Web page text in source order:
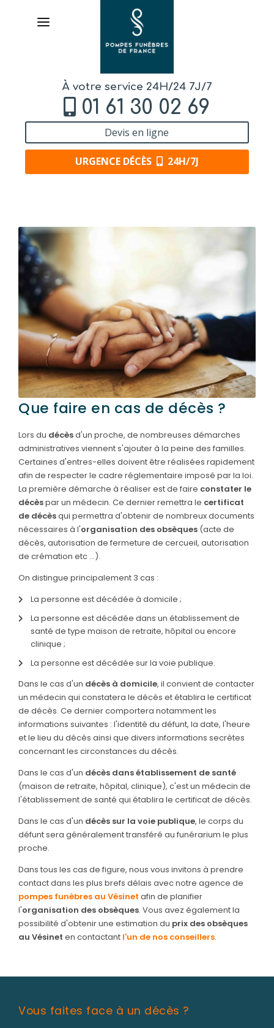
À votre service 24H/24 7J/7
01 61 30 02 69
Devis en ligne
URGENCE DÉCÈS 24H/7J
SERVICES & ARTICLES
Entretien de sépulture
Livraison de plaques
Nos capitons funéraires
Nos cercueils
Nos fleurs naturelles
Nos monuments
Nos urnes funéraires
Rapatriement
Services aux familles
NOS AGENCES
ESPACE FAMILLE
Que faire en cas de décès ?
Lors du décèsd'un proche, de nombreuses démarches
administratives viennent s'ajouter à la peine des familles.
Certaines d'entres-elles doivent être réalisées rapidement
afin de respecter le cadre réglementaire imposé par la loi.
La première démarche à réaliser est de faire constater le
décèspar un médecin. Ce dernier remettra le certificat
de décèsqui permettra d'obtenir de nombreux documents
nécessaires à l'organisation des obsèques (acte de
décès, autorisation de fermeture de cercueil, autorisation
de crémation etc …).
On distingue principalement 3 cas :
La personne est décédée à domicile ;
La personne est décédée dans un établissement de
santé de type maison de retraite, hôpital ou encore
clinique ;
La personne est décédée sur la voie publique.
Dans le cas d'un décès à domicile, il convient de contacter
un médecin qui constatera le décès et établira le certificat
de décès. Ce dernier comportera notamment les
informations suivantes : l'identité du défunt, la date, l'heure
et le lieu du décès ainsi que divers informations secrètes
concernant les circonstances du décès.
Dans le cas d'un décès dans établissement de santé
(maison de retraite, hôpital, clinique), c'est un médecin de
l'établissement de santé qui établira le certificat de décès.
Dans le cas d'un décès sur la voie publique, le corps du
défunt sera généralement transféré au funérarium le plus
proche.
Dans tous les cas de figure, nous vous invitons à prendre
contact dans les plus brefs délais avec notre agence de
pompes funèbres au Vésinet afin de planifier
l'organisation des obsèques. Vous avez également la
possibilité d'obtenir une estimation du prix des obsèques
au Vésinet en contactant l'un de nos conseillers.
Vous faites face à un décès ?